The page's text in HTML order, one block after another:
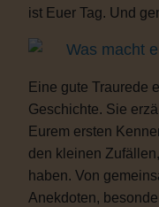
ist Euer Tag. Und
Was macht
Eine gute Traurede
Geschichte. Sie
Eurem ersten
den kleinen
haben. Von
Anekdoten,